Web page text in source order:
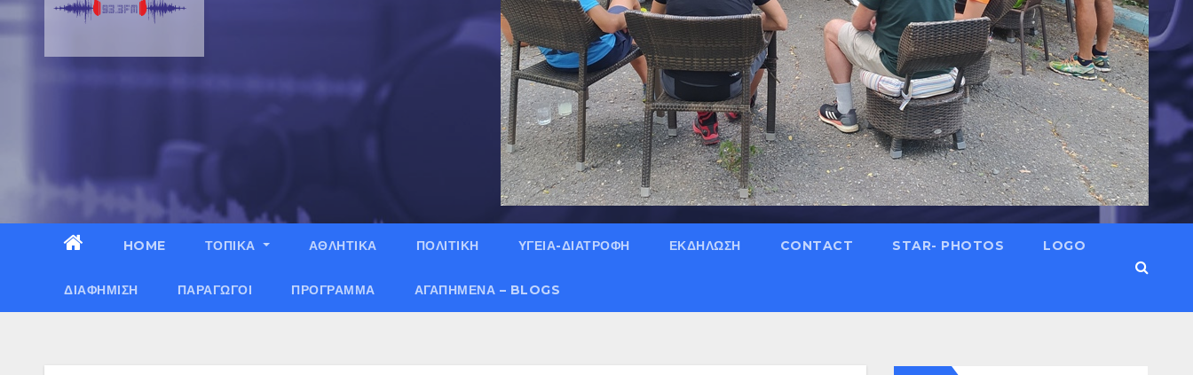
HOME ΤΟΠΙΚΑ ΑΘΛΗΤΙΚΑ ΠΟΛΙΤΙΚΗ ΥΓΕΙΑ-ΔΙΑΤΡΟΦΗ ΕΚΔΗΛΩΣΗ CONTACT STAR- PHOTOS LOGO
ΔΙΑΦΉΜΙΣΗ ΠΑΡΑΓΩΓΟΊ ΠΡΌΓΡΑΜΜΑ ΑΓΑΠΗΜΈΝΑ – BLOGS